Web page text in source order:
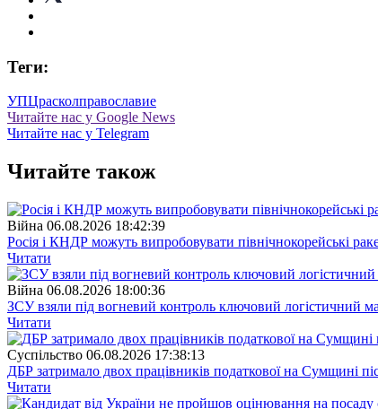
Теги:
УПЦрасколправославие
Читайте нас у Google News
Читайте нас у Telegram
Читайте також
Війна 06.08.2026 18:42:39
Росія і КНДР можуть випробовувати північнокорейські
Читати
Війна 06.08.2026 18:00:36
ЗСУ взяли під вогневий контроль ключовий логістичний
Читати
Суспiльство 06.08.2026 17:38:13
ДБР затримало двох працівників податкової на Сумщині
Читати